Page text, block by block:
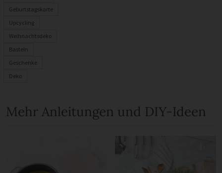
Geburtstagskarte
Upcycling
Weihnachtsdeko
Basteln
Geschenke
Deko
Mehr Anleitungen und DIY-Ideen